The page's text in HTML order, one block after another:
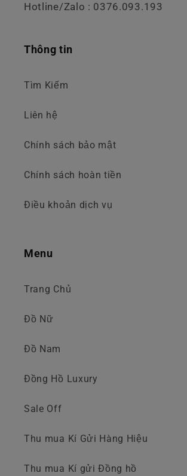
Hotline/Zalo : 0376.093.193
Thông tin
Tìm Kiếm
Liên hệ
Chính sách bảo mật
Chính sách hoàn tiền
Điều khoản dịch vụ
Menu
Trang Chủ
Đồ Nữ
Đồ Nam
Đồng Hồ Luxury
Sale Off
Thu mua Kí Gửi Hàng Hiệu
Thu mua Kí gửi Đồng hồ